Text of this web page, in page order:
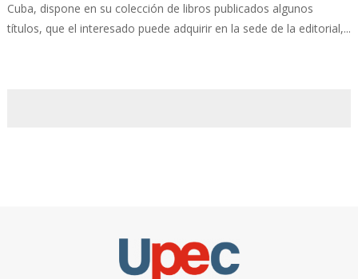
Cuba, dispone en su colección de libros publicados algunos
títulos, que el interesado puede adquirir en la sede de la editorial,...